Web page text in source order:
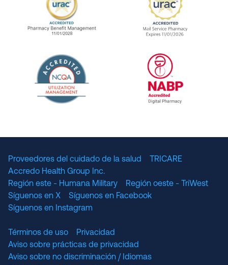
URAC Accredited Pharmacy Benefit
URAC
Proveedores del cuidado de la salud
TRICARE
Accredo Health Group Inc.
Región este - Humana Military
Región oeste - TriWest
Síguenos en X
Síguenos en Facebook
Síguenos en Instagram
Términos de uso
Privacidad
Aviso sobre prácticas de privacidad
Aviso sobre no discriminación / Idiomas